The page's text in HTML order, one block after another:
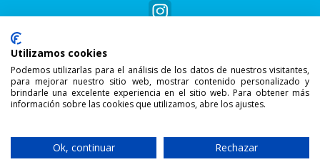
Copyright © 2026 - Sportalis®. Todos los
derechos reservados.
SSL Secure Connection
Utilizamos cookies
Podemos utilizarlas para el análisis de los datos de nuestros visitantes,
para mejorar nuestro sitio web, mostrar contenido personalizado y
brindarle una excelente experiencia en el sitio web. Para obtener más
información sobre las cookies que utilizamos, abre los ajustes.
Ok, continuar Rechazar